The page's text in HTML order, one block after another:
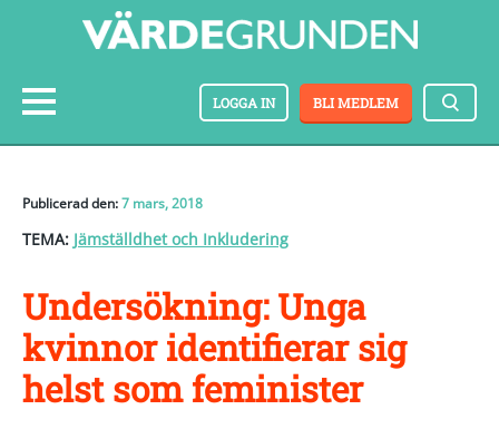
BLI MEDLEM
LOGGA IN
Publicerad den:7 mars, 2018
TEMA: Jämställdhet och Inkludering
Undersökning: Unga
kvinnor identifierar sig
helst som feminister